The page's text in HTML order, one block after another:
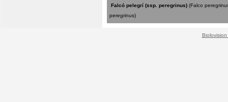
Falcó pelegrí (ssp. peregrinus) (Falco
peregrinus)
Biolovision